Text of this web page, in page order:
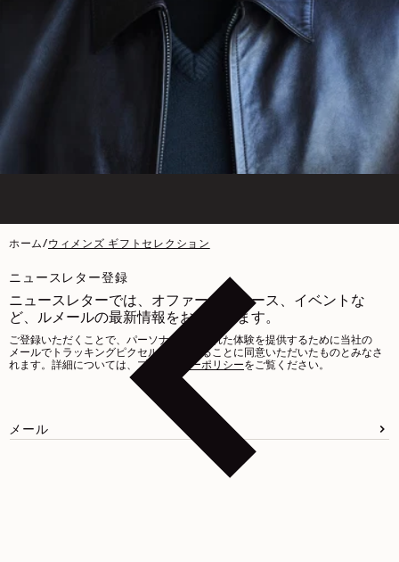
国際電話：+33 9 74 75 58 58
お支払い方法
Visa、Mastercard、Amex
Paypal
ホーム/ウィメンズ ギフトセレクション
ニュースレター登録
ニュースレターでは、オファー、ニュース、イベントな
ど、ルメールの最新情報をお届けします。
ご登録いただくことで、パーソナライズされた体験を提供するために当社の
メールでトラッキングピクセルを使用することに同意いただいたものとみなさ
れます。詳細については、 プライバシーポリシーをご覧ください。
メール